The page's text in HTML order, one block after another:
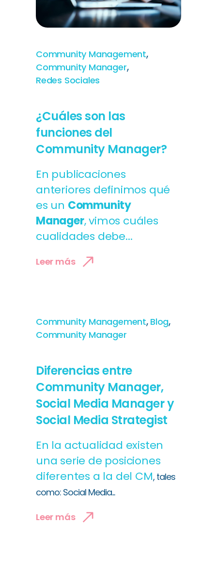
Community Management,
Community Manager,
Redes Sociales
¿Cuáles son las
funciones del
Community Manager?
En publicaciones
anteriores definimos qué
es un Community
Manager, vimos cuáles
cualidades debe...
Leer más
Community Management, Blog,
Community Manager
Diferencias entre
Community Manager,
Social Media Manager y
Social Media Strategist
En la actualidad existen
una serie de posiciones
diferentes a la del CM, tales
como: Social Media...
Leer más